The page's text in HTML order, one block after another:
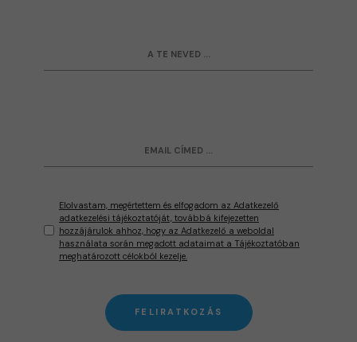
Elolvastam, megértettem és elfogadom az Adatkezelő
adatkezelési tájékoztatóját, továbbá kifejezetten
hozzájárulok ahhoz, hogy az Adatkezelő a weboldal
használata során megadott adataimat a Tájékoztatóban
meghatározott célokból kezelje.
FELIRATKOZÁS